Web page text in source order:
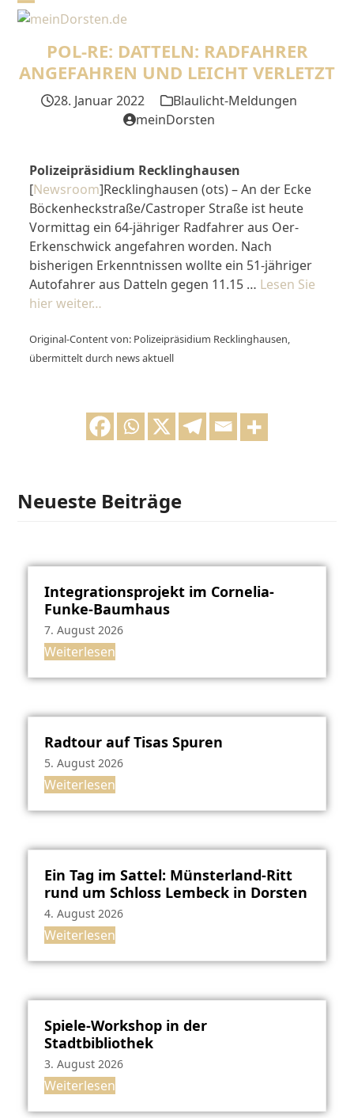
SkipOpen
mobile
menu
Close
mobile
menu
POL-RE: DATTELN: RADFAHRER
ANGEFAHREN UND LEICHT VERLETZT
28. Januar 2022
Blaulicht-Meldungen
meinDorsten
Polizeipräsidium Recklinghausen
[Newsroom]Recklinghausen (ots) – An der Ecke
Böckenheckstraße/Castroper Straße ist heute
Vormittag ein 64-jähriger Radfahrer aus Oer-
Erkenschwick angefahren worden. Nach
bisherigen Erkenntnissen wollte ein 51-jähriger
Autofahrer aus Datteln gegen 11.15 … Lesen Sie
hier weiter…
Original-Content von: Polizeipräsidium Recklinghausen,
übermittelt durch news aktuell
Neueste Beiträge
Integrationsprojekt im Cornelia-
Funke-Baumhaus
7. August 2026
Weiterlesen
Radtour auf Tisas Spuren
5. August 2026
Weiterlesen
Ein Tag im Sattel: Münsterland-Ritt
rund um Schloss Lembeck in Dorsten
4. August 2026
Weiterlesen
Spiele-Workshop in der
Stadtbibliothek
3. August 2026
Weiterlesen